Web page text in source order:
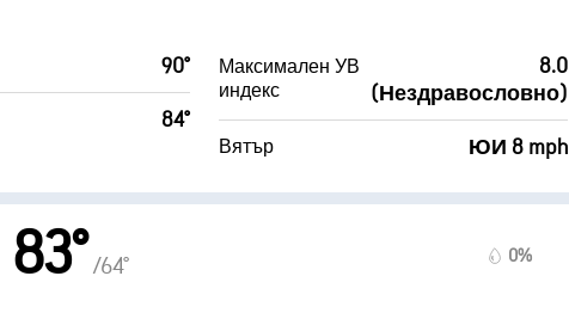
90°
84°
Максимален УВ
индекс
8.0
(Нездравословно)
Вятър ЮИ 8 mph
83° /64° 0%